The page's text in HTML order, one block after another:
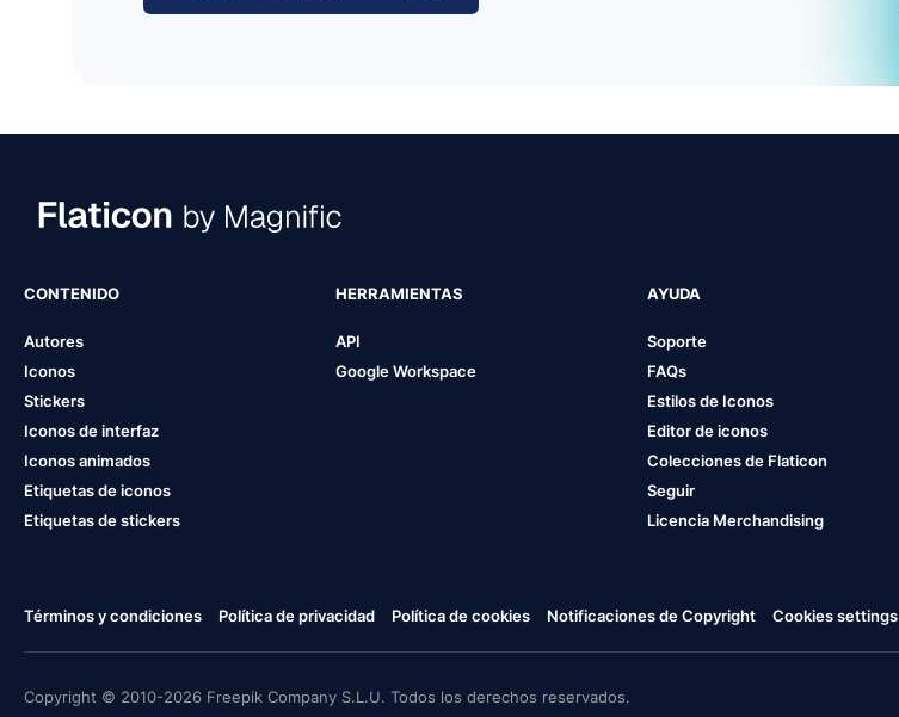
CONTENIDO
Autores
Iconos
Stickers
Iconos de interfaz
Iconos animados
Etiquetas de iconos
Etiquetas de stickers
HERRAMIENTAS
API
Google Workspace
AYUDA
Soporte
FAQs
Estilos de Iconos
Editor de iconos
Colecciones de Flaticon
Seguir
Licencia Merchandising
Términos y condiciones Política de privacidad Política de cookies Notificaciones de Copyright Cookies settings
Copyright © 2010-2026 Freepik Company S.L.U. Todos los derechos reservados.